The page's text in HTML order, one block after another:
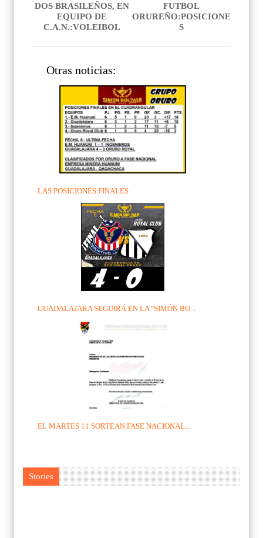
FUTBOL
ORUREÑO:POSICIONE
S
DOS BRASILEÑOS, EN
EQUIPO DE
C.A.N.:VOLEIBOL
Otras noticias:
LAS POSICIONES FINALES
GUADALAJARA SEGUIRÁ EN LA "SIMÓN BO...
EL MARTES 11 SORTEAN FASE NACIONAL...
Stories